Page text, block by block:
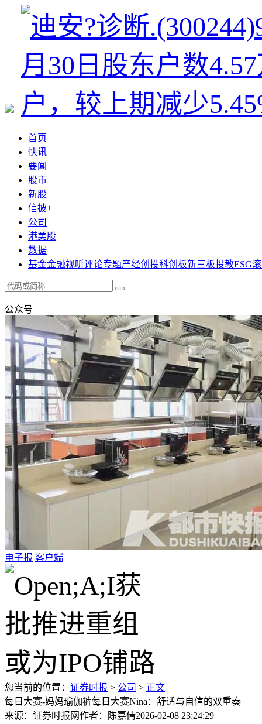
首页
快讯
要闻
股市
新股
信披+
公司
港美股
数据
基金金融视听评论专题产经创投科创板新三板投教ESG
公众号
电子报 客户端
您当前的位置： 证券时报 > 公司 > 正文
每日大赛-妈妈瑜伽裤每日大赛Nina：舒适与自信的双重奏
来源：证券时报网作者：陈嘉倩2026-02-08 23:24:29